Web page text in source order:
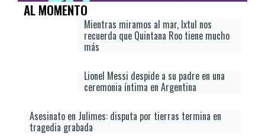
AL MOMENTO
Mientras miramos al mar, Ixtul nos
recuerda que Quintana Roo tiene mucho
más
Lionel Messi despide a su padre en una
ceremonia íntima en Argentina
Asesinato en Julimes: disputa por tierras termina en
tragedia grabada